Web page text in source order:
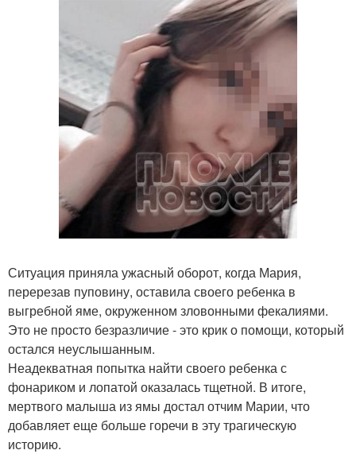
Ситуация приняла ужасный оборот, когда Мария,
перерезав пуповину, оставила своего ребенка в
выгребной яме, окруженном зловонными фекалиями.
Это не просто безразличие - это крик о помощи, который
остался неуслышанным.
Неадекватная попытка найти своего ребенка с
фонариком и лопатой оказалась тщетной. В итоге,
мертвого малыша из ямы достал отчим Марии, что
добавляет еще больше горечи в эту трагическую
историю.